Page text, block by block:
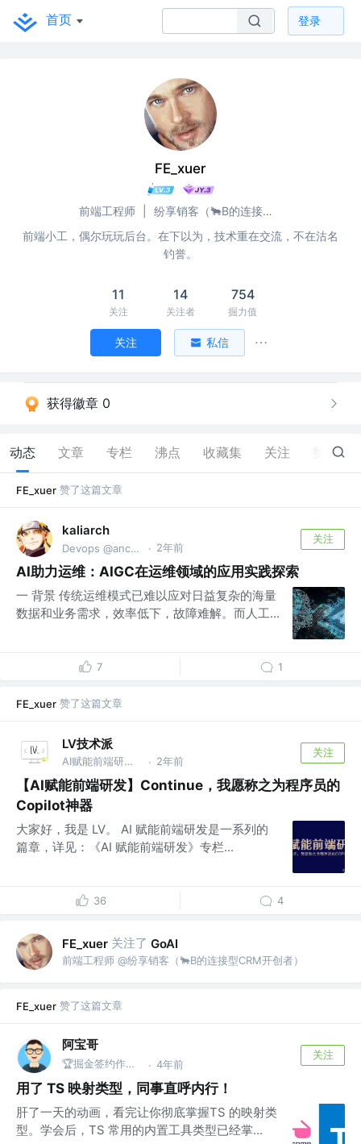
首页 登录
FE_xuer
前端工程师
纷享销客（🐂B的连接型CRM开创者）
前端小工，偶尔玩玩后台。在下以为，技术重在交流，不在沽名
钓誉。
11
关注
14
关注者
754
掘力值
关注 私信
获得徽章 0
动态 文章 专栏 沸点 收藏集 关注 26
FE_xuer 赞了这篇文章
kaliarch
Devops @anchnet · 2年前
关注
AI助力运维：AIGC在运维领域的应用实践探索
一 背景 传统运维模式已难以应对日益复杂的海量
数据和业务需求，效率低下，故障难解。而人工...
7 1
FE_xuer 赞了这篇文章
LV技术派
AI赋能前端研发从0～1 作者｜v lvjishupai · 2年前
关注
【AI赋能前端研发】Continue，我愿称之为程序员的
Copilot神器
大家好，我是 LV。 AI 赋能前端研发是一系列的
篇章，详见：《AI 赋能前端研发》专栏...
36 4
FE_xuer 关注了 GoAI
前端工程师 @纷享销客（🐂B的连接型CRM开创者）
FE_xuer 赞了这篇文章
阿宝哥
🏆掘金签约作者 | 公众号@全栈修仙之路 · 4年前
关注
用了 TS 映射类型，同事直呼内行！
肝了一天的动画，看完让你彻底掌握TS 的映射类
型。学会后，TS 常用的内置工具类型已经掌...